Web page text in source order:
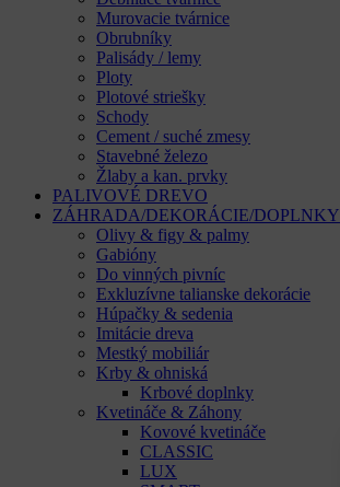
Murovacie tvárnice
Obrubníky
Palisády / lemy
Ploty
Plotové striešky
Schody
Cement / suché zmesy
Stavebné železo
Žlaby a kan. prvky
PALIVOVÉ DREVO
ZÁHRADA/DEKORÁCIE/DOPLNKY
Olivy & figy & palmy
Gabióny
Do vinných pivníc
Exkluzívne talianske dekorácie
Húpačky & sedenia
Imitácie dreva
Mestký mobiliár
Krby & ohniská
Krbové doplnky
Kvetináče & Záhony
Kovové kvetináče
CLASSIC
LUX